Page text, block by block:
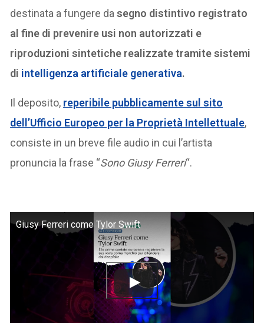
destinata a fungere dasegno distintivo registrato
al fine di prevenire usi non autorizzati e
riproduzioni sintetiche realizzate tramite sistemi
di intelligenza artificiale generativa.
Il deposito, reperibile pubblicamente sul sito
dell’Ufficio Europeo per la Proprietà Intellettuale,
consiste in un breve file audio in cui l’artista
pronuncia la frase “Sono Giusy Ferreri“.
Giusy Ferreri come Tylor Swift